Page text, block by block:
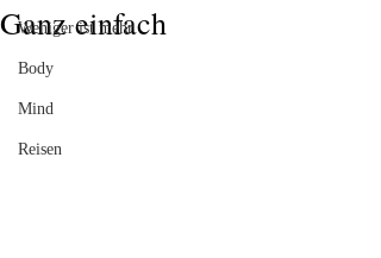
Weniger ist mehr
Body
Mind
Reisen
Ganz einfach